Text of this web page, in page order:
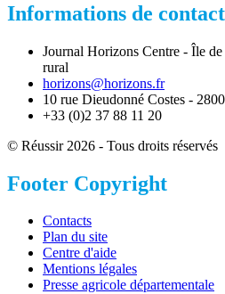
Informations de contact
Journal Horizons Centre - Île
rural
horizons@horizons.fr
10 rue Dieudonné Costes -
+33 (0)2 37 88 11 20
© Réussir 2026 - Tous droits réservés
Footer Copyright
Contacts
Plan du site
Centre d'aide
Mentions légales
Presse agricole départementale